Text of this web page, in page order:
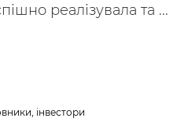
реалізувала та ...
інвестори